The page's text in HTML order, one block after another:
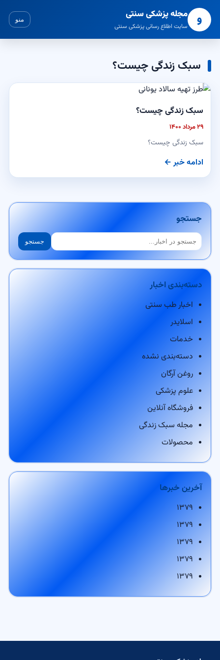
و مجله پزشکی سنتی
سایت اطلاع رسانی پزشکی سنتی
منو
سبک زندگی چیست؟
سبک زندگی چیست؟
۲۹ مرداد ۱۴۰۰
سبک زندگی چیست؟
ادامه خبر ←
جستجو
جستجو جستجو
دسته‌بندی اخبار
اخبار طب سنتی
اسلایدر
خدمات
دسته‌بندی نشده
روغن آرگان
علوم پزشکی
فروشگاه آنلاین
مجله سبک زندگی
محصولات
آخرین خبرها
۱۳۷۹
۱۳۷۹
۱۳۷۹
۱۳۷۹
۱۳۷۹